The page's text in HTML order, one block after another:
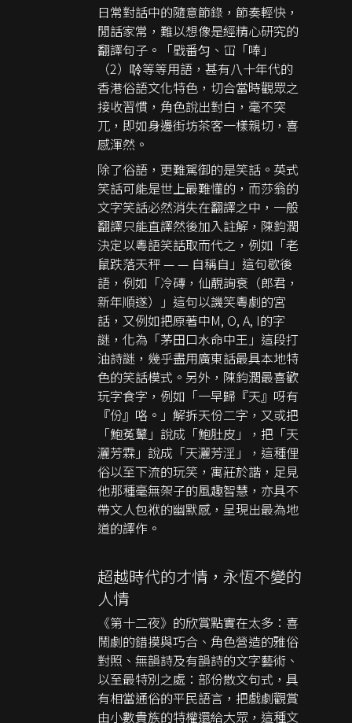
日常對話中的隨意節錄，節奏輕快，
閒話家常，難以想像是經精心研究的
翻譯句子。「戥番匀、冚「唪」
（2）唥等等用語，甚有八十年代的
香港俗語文化特色，切合當時觀眾之
接收習慣，角色說出對白，毫不突
兀，即如身邊街坊茶客一樣親切，喜
感渾然。
除了俗語，更難駕御的是笑話。英式
笑話可能是世上最難懂的，而莎翁的
文字笑話必然消失在翻譯之中，一般
翻譯只能直譯然後加入註解，陳鈞潤
決定以粵語笑話取而代之，例如「老
鼠跌落天秤 — — 自稱自」這句歇後
語，例如「冷磚，仙靚詢衰（郎君，
新年順遂）」這句以譏笑粵劇的宮
話，又例如把原著中M, O, A, I的字
謎，化為「茅田口水命中王」這段打
油詩謎，幾乎盡用廣東話最具本地特
色的笑話模式。另外，陳鈞潤最喜歡
玩字食字，例如「一早歸『天』呀有
『份』咯。」解拆天份二字，又或把
「鮑菟鼙」說成「鮑肚皮」，把「天
灑芳霖」說成「天灑芳淫」，這種俚
俗以至下流的玩笑，寓莊於諧，足見
他那種毫無架子的風趣智慧，亦具不
帶文人包袱的幽默感，呈現出最為地
道的譯作。
超越時代的才情，永恆不變的
人情
《第十二夜》的欣賞點實在太多：喜
鬧劇的錯摸與巧合、角色營造的雅俗
對照、無韻詩及有韻詩的文字藝術、
以至最特別之處：部份散文句式，具
有相當通俗的平民語言，把戲劇觀賞
由小數貴族的特權還給大眾，這種文